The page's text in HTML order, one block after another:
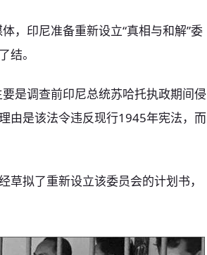
，印尼准备重新设立“真相与和解”委
结。
是调查前印尼总统苏哈托执政期间侵
由是该法令违反现行1945年宪法，而
拟了重新设立该委员会的计划书，